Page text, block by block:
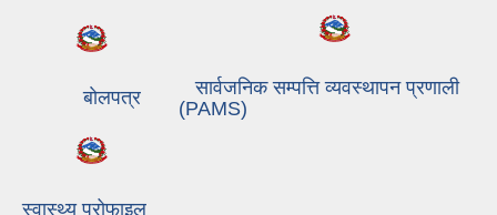
बाेलपत्र
सार्वजनिक सम्पत्ति व्यवस्थापन प्रणाली
(PAMS)
स्वास्थ्य प्रोफाइल